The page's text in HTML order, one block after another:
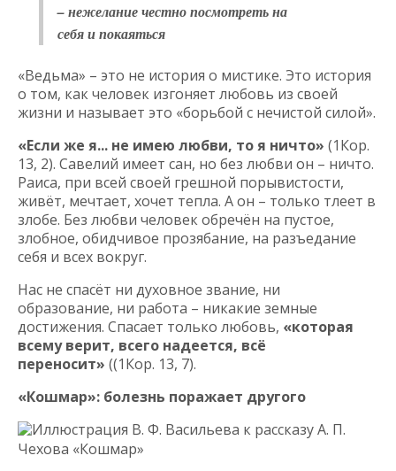
– нежелание честно посмотреть на
себя и покаяться
«Ведьма» – это не история о мистике. Это история
о том, как человек изгоняет любовь из своей
жизни и называет это «борьбой с нечистой силой».
«Если же я... не имею любви, то я ничто» (1Кор.
13, 2). Савелий имеет сан, но без любви он – ничто.
Раиса, при всей своей грешной порывистости,
живёт, мечтает, хочет тепла. А он – только тлеет в
злобе. Без любви человек обречён на пустое,
злобное, обидчивое прозябание, на разъедание
себя и всех вокруг.
Нас не спасёт ни духовное звание, ни
образование, ни работа – никакие земные
достижения. Спасает только любовь, «которая
всему верит, всего надеется, всё
переносит» ((1Кор. 13, 7).
«Кошмар»: болезнь поражает другого
Иллюстрация В. Ф. Васильева к рассказу А. П.
Чехова «Кошмар»